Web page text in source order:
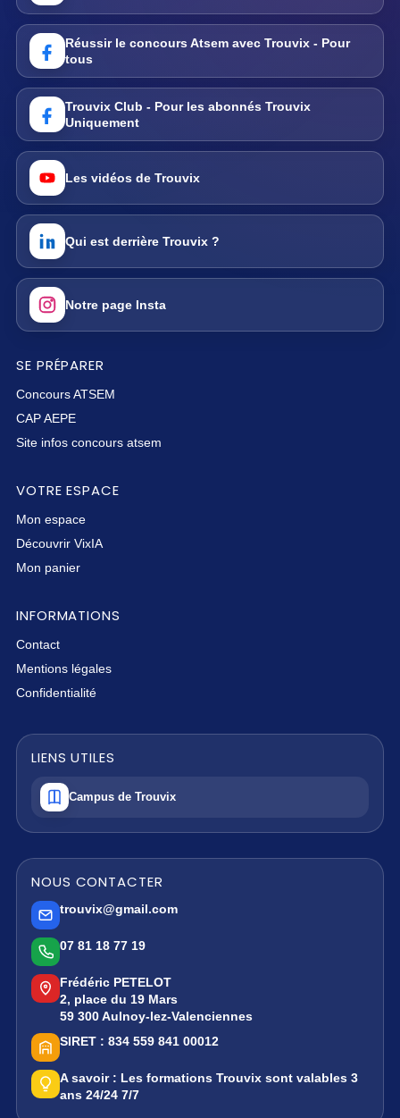
Réussir le concours Atsem avec Trouvix - Pour
tous
Trouvix Club - Pour les abonnés Trouvix
Uniquement
Les vidéos de Trouvix
Qui est derrière Trouvix ?
Notre page Insta
SE PRÉPARER
Concours ATSEM
CAP AEPE
Site infos concours atsem
VOTRE ESPACE
Mon espace
Découvrir VixIA
Mon panier
INFORMATIONS
Contact
Mentions légales
Confidentialité
LIENS UTILES
Campus de Trouvix
NOUS CONTACTER
trouvix@gmail.com
07 81 18 77 19
Frédéric PETELOT
2, place du 19 Mars
59 300 Aulnoy-lez-Valenciennes
SIRET : 834 559 841 00012
A savoir : Les formations Trouvix sont valables 3
ans 24/24 7/7